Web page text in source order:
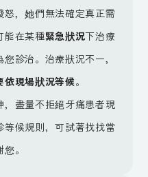
，她們無法確定真正需
能在某種緊急狀況下治療
診治。治療狀況不一，
依現場狀況等候。
盡量不拒絕牙痛患者現
候規則，可試著找找當
。